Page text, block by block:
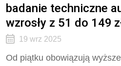
badanie techniczne
wzrosły z 51 do 149
19 wrz 2025
Od piątku obowiązują